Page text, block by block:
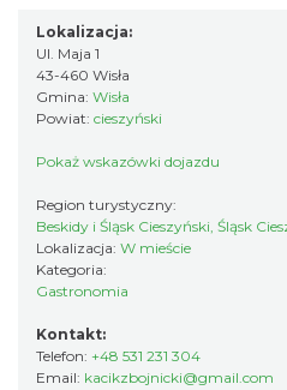
Lokalizacja:
Ul. Maja 1
43-460 Wisła
Gmina: Wisła
Powiat: cieszyński
Pokaż wskazówki dojazdu
Region turystyczny:
Beskidy i Śląsk Cieszyński, Śląsk
Lokalizacja: W mieście
Kategoria:
Gastronomia
Kontakt:
Telefon: +48 531 231 304
Email: kacikzbojnicki@gmail.com